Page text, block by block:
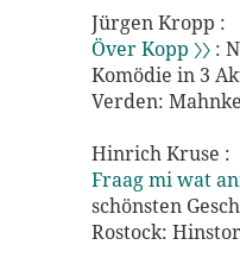
Jürgen Kropp :
Över Kopp 〉〉 :
Komödie in 3
Verden:
Hinrich Kruse :
Fraag mi wat
schönsten
Rostock: